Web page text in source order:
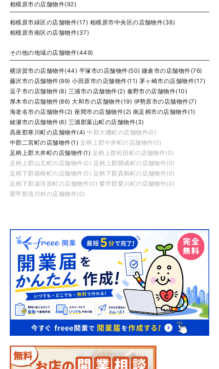
相模原市の店舗物件(92)
相模原市緑区の店舗物件(17) 相模原市中央区の店舗物件(38)
相模原市南区の店舗物件(37)
その他の地域の店舗物件(449)
横須賀市の店舗物件(44) 平塚市の店舗物件(50) 鎌倉市の店舗物件(76)
藤沢市の店舗物件(99) 小田原市の店舗物件(11) 茅ヶ崎市の店舗物件(17)
逗子市の店舗物件(8) 三浦市の店舗物件(2) 秦野市の店舗物件(10)
厚木市の店舗物件(86) 大和市の店舗物件(19) 伊勢原市の店舗物件(7)
海老名市の店舗物件(2) 座間市の店舗物件(2) 南足柄市の店舗物件(1)
綾瀬市の店舗物件(6) 三浦郡葉山町の店舗物件(3)
高座郡寒川町の店舗物件(4) 中郡大磯町の店舗物件(0)
中郡二宮町の店舗物件(1) 足柄上郡中井町の店舗物件(0)
足柄上郡大井町の店舗物件(1) 足柄上郡松田町の店舗物件(0)
足柄上郡山北町の店舗物件(0) 足柄上郡開成町の店舗物件(0)
足柄下郡箱根町の店舗物件(0) 足柄下郡真鶴町の店舗物件(0)
足柄下郡湯河原町の店舗物件(0) 愛甲郡愛川町の店舗物件(0)
愛甲郡清川村の店舗物件(0)